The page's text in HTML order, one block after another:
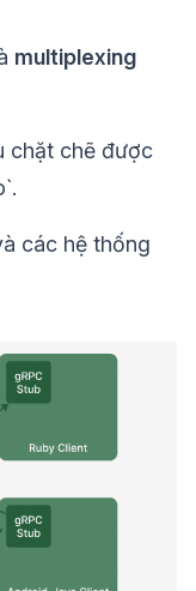
multiplexing
chặt chẽ được
các hệ thống